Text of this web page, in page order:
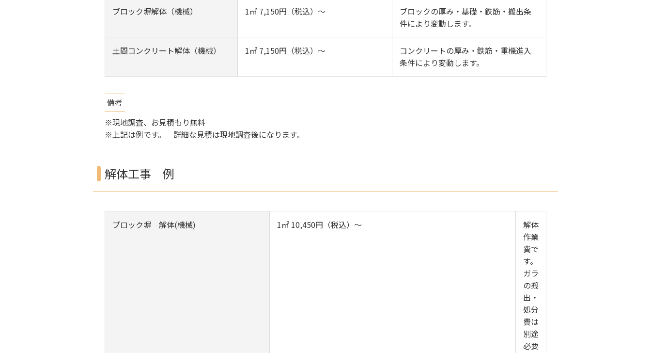
ブロック塀解体（機械） 1㎡ 7,150円（税込）～
ブロックの厚み・基礎・鉄筋・搬出条
件により変動します。
土間コンクリート解体（機械） 1㎡ 7,150円（税込）～
コンクリートの厚み・鉄筋・重機進入
条件により変動します。
備考
※現地調査、お見積もり無料
※上記は例です。 詳細な見積は現地調査後になります。
解体工事 例
ブロック塀 解体(機械) 1㎡ 10,450円（税込）～
解体
作業
費で
す。
ガラ
の搬
出・
処分
費は
別途
必要